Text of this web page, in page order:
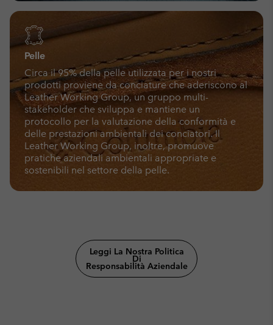
Pelle
Circa il 95% della pelle utilizzata per i nostri
prodotti proviene da conciature che aderiscono al
Leather Working Group, un gruppo multi-
stakeholder che sviluppa e mantiene un
protocollo per la valutazione della conformità e
delle prestazioni ambientali dei conciatori. Il
Leather Working Group, inoltre, promuove
pratiche aziendali ambientali appropriate e
sostenibili nel settore della pelle.
Leggi La Nostra Politica
Di
Responsabilità Aziendale